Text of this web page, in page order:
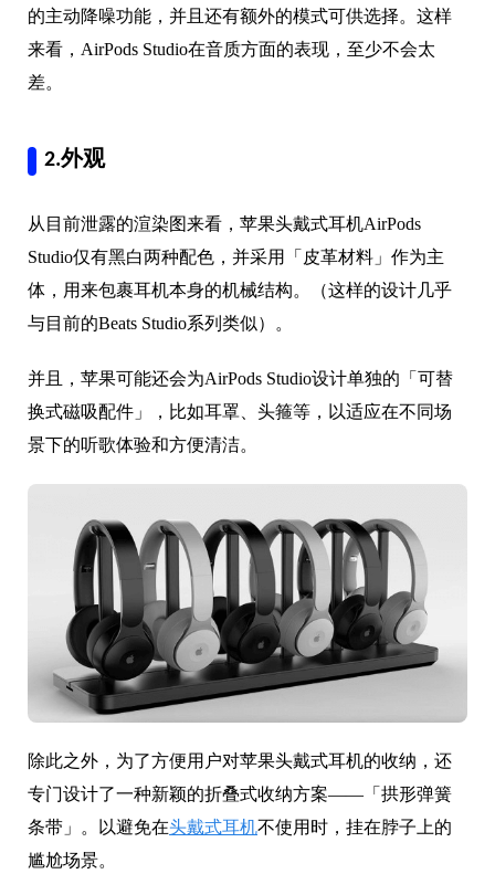
的主动降噪功能，并且还有额外的模式可供选择。这样
来看，AirPods Studio在音质方面的表现，至少不会太
差。
2.外观
从目前泄露的渲染图来看，苹果头戴式耳机AirPods
Studio仅有黑白两种配色，并采用「皮革材料」作为主
体，用来包裹耳机本身的机械结构。（这样的设计几乎
与目前的Beats Studio系列类似）。
并且，苹果可能还会为AirPods Studio设计单独的「可替
换式磁吸配件」，比如耳罩、头箍等，以适应在不同场
景下的听歌体验和方便清洁。
除此之外，为了方便用户对苹果头戴式耳机的收纳，还
专门设计了一种新颖的折叠式收纳方案——「拱形弹簧
条带」。以避免在头戴式耳机不使用时，挂在脖子上的
尴尬场景。